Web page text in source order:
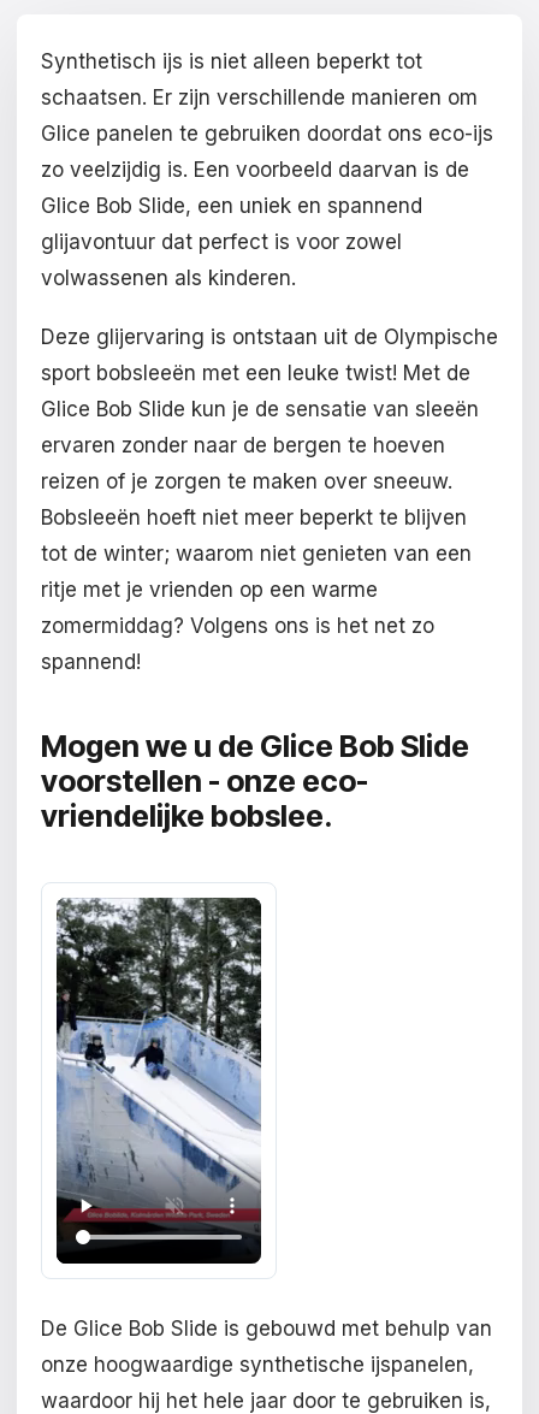
中文
Русский
Slovenčina
Türkçe
Synthetisch ijs is niet alleen beperkt tot
schaatsen. Er zijn verschillende manieren om
Glice panelen te gebruiken doordat ons eco-ijs
zo veelzijdig is. Een voorbeeld daarvan is de
Glice Bob Slide, een uniek en spannend
glijavontuur dat perfect is voor zowel
volwassenen als kinderen.
Deze glijervaring is ontstaan uit de Olympische
sport bobsleeën met een leuke twist! Met de
Glice Bob Slide kun je de sensatie van sleeën
ervaren zonder naar de bergen te hoeven
reizen of je zorgen te maken over sneeuw.
Bobsleeën hoeft niet meer beperkt te blijven
tot de winter; waarom niet genieten van een
ritje met je vrienden op een warme
zomermiddag? Volgens ons is het net zo
spannend!
Mogen we u de Glice Bob Slide
voorstellen - onze eco-
vriendelijke bobslee.
De Glice Bob Slide is gebouwd met behulp van
onze hoogwaardige synthetische ijspanelen,
waardoor hij het hele jaar door te gebruiken is,